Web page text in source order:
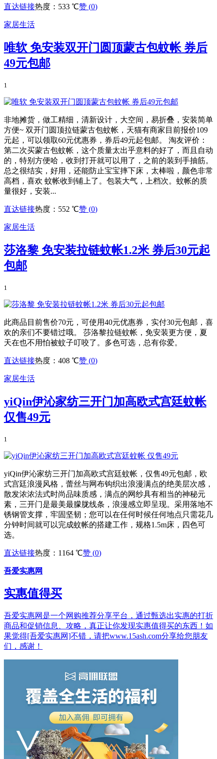
直达链接热度：533 ℃赞 (0)
家居生活
唯软 免安装双开门圆顶蒙古包蚊帐 券后
49元包邮
1
非地摊货，做工精细，清新设计，大空间，易折叠，安装简单
方便~ 双开门圆顶拉链蒙古包蚊帐，天猫有商家目前报价109
元起，可以领取60元优惠券，券后49元起包邮。 淘友评价：
第二次买蒙古包蚊帐，这个质量太出乎意料的好了，而且自动
的，特别方便哈，收到打开就可以用了，之前的装到手抽筋。
总之很结实，好用，还能防止宝宝摔下床，太棒啦，颜色非常
高档，喜欢 蚊帐收到铺上了。包装大气，上档次。蚊帐的质
量很好，安装...
直达链接热度：552 ℃赞 (0)
家居生活
莎洛黎 免安装拉链蚊帐1.2米 券后30元起
包邮
1
此商品目前售价70元，可使用40元优惠券，实付30元包邮，喜
欢的亲们不要错过哦。 莎洛黎拉链蚊帐，免安装更方便，夏
天在也不用怕被蚊子叮咬了。多色可选，总有你爱。
直达链接热度：408 ℃赞 (0)
家居生活
yiQin伊沁家纺三开门加高欧式宫廷蚊帐
仅售49元
1
yiQin伊沁家纺三开门加高欧式宫廷蚊帐，仅售49元包邮，欧
式宫廷浪漫风格，蕾丝与网布钩织出浪漫满点的绝美层次感，
散发浓浓法式时尚品味质感，满点的网纱具有相当的神秘元
素，三开门是最美最朦胧线条，浪漫感立即呈现。采用落地不
锈钢管支撑，牢固坚韧；您可以在任何时候任何地点只需花几
分钟时间就可以完成蚊帐的搭建工作，规格1.5m床，四色可
选。
直达链接热度：1164 ℃赞 (0)
吾爱实惠网
实惠值得买
吾爱实惠网是一个网购推荐分享平台，通过甄选出实惠的打折
商品和促销信息、攻略，真正让你发现实惠值得买的东西！如
果觉得[吾爱实惠网]不错，请把www.15ash.com分享给您朋友
们，感谢！